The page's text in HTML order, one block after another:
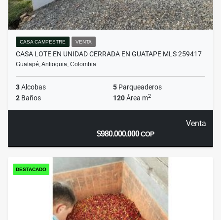
CASA CAMPESTRE VENTA
CASA LOTE EN UNIDAD CERRADA EN GUATAPE MLS 259417
Guatapé, Antioquia, Colombia
3Alcobas 5 Parqueaderos
2 Baños 120Área m2
Venta
$980.000.000COP
DESTACADO